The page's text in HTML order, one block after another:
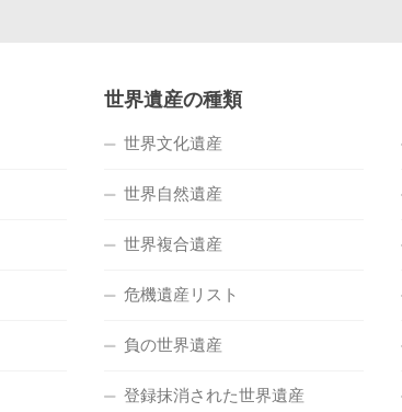
世界遺産の種類
世界文化遺産
世界自然遺産
世界複合遺産
危機遺産リスト
負の世界遺産
登録抹消された世界遺産